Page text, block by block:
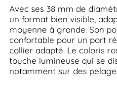
Avec ses 38 mm de
un format bien visible,
moyenne à grande. Son
confortable pour un port
collier adapté. Le coloris
touche lumineuse qui se
notamment sur des